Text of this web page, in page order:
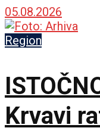
Srbima
05.08.2026
Region
Krvavi